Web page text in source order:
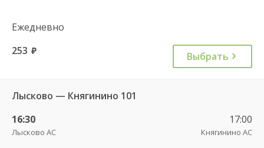
Ежедневно
253 руб. Выбрать
Лысково — Княгинино 101
16:30
Лысково АС
17:00
Княгинино АС